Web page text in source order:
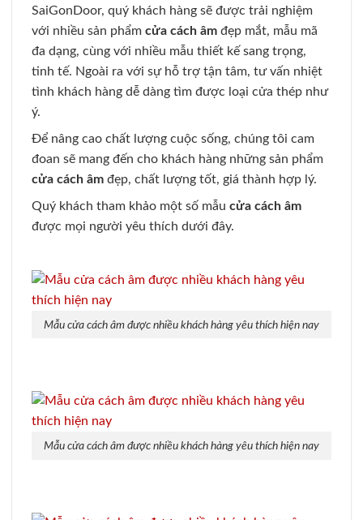
SaiGonDoor, quý khách hàng sẽ được trải nghiệm
với nhiều sản phẩm cửa cách âm đẹp mắt, mẫu mã
đa dạng, cùng với nhiều mẫu thiết kế sang trọng,
tinh tế. Ngoài ra với sự hỗ trợ tận tâm, tư vấn nhiệt
tình khách hàng dễ dàng tìm được loại cửa thép như
ý.
Để nâng cao chất lượng cuộc sống, chúng tôi cam
đoan sẽ mang đến cho khách hàng những sản phẩm
cửa cách âm đẹp, chất lượng tốt, giá thành hợp lý.
Quý khách tham khảo một số mẫu cửa cách âm
được mọi người yêu thích dưới đây.
Mẫu cửa cách âm được nhiều khách hàng yêu thích hiện nay
Mẫu cửa cách âm được nhiều khách hàng yêu thích hiện nay